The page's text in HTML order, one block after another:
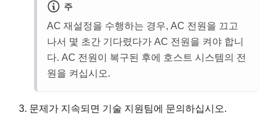
주
AC 재설정을 수행하는 경우, AC 전원을 끄고
나서 몇 초간 기다렸다가 AC 전원을 켜야 합니
다. AC 전원이 복구된 후에 호스트 시스템의 전
원을 켜십시오.
문제가 지속되면 기술 지원팀에 문의하십시오.